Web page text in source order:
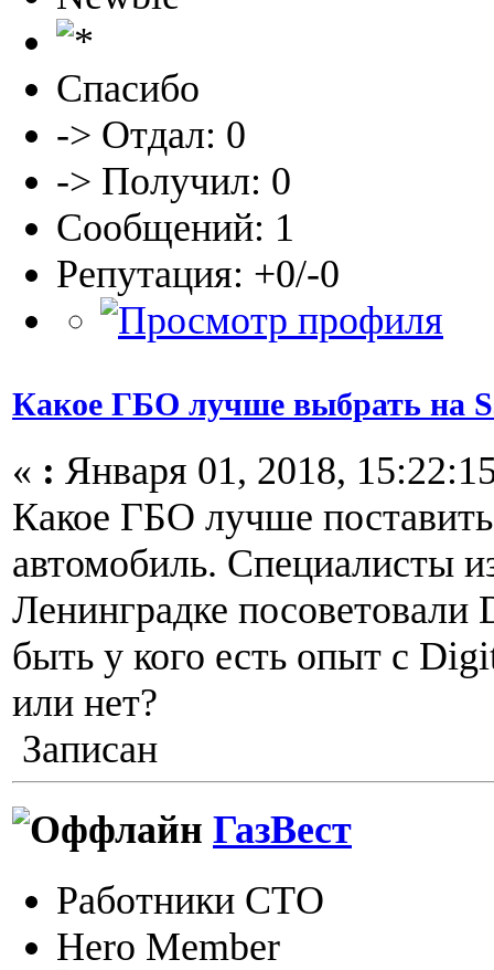
Спасибо
-> Отдал: 0
-> Получил: 0
Сообщений: 1
Репутация: +0/-0
Какое ГБО лучше выбрать на
« : Января 01, 2018,
Какое ГБО лучше
автомобиль. Специалисты
Ленинградке
быть у кого есть опыт с
или нет?
Записан
ГазВест
Работники СТО
Hero Member